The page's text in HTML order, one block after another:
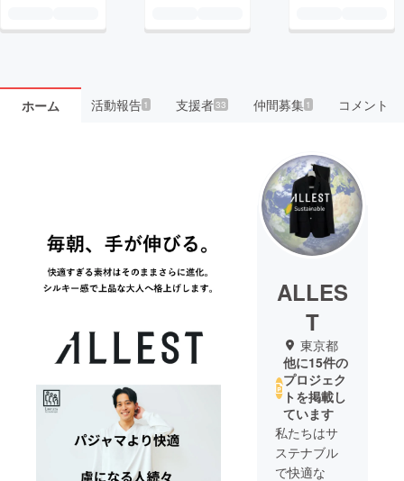
ホーム 活動報告1 支援者33 仲間募集 1 コメント
ALLES
T
東京都
他に15件の
プロジェク
トを掲載し
ています
私たちはサ
ステナブル
で快適な